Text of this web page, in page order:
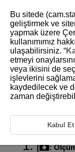
D292-059
Ölçüm Modu
Konunun parlaklığını
sağlanmıştır. Normal
önerilir.
[ :
Bu sitede
geliştirmek ve
yapmak üzere
kullanımımız
ulaşabilirsiniz. “
etmeyi
veya ikisini de
işlevlerini
kaydedilecek ve
zaman
Kabul Et